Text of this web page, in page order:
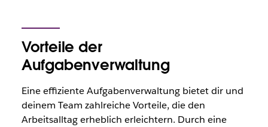
Vorteile der
Aufgabenverwaltung
Eine effiziente Aufgabenverwaltung bietet dir und
deinem Team zahlreiche Vorteile, die den
Arbeitsalltag erheblich erleichtern. Durch eine